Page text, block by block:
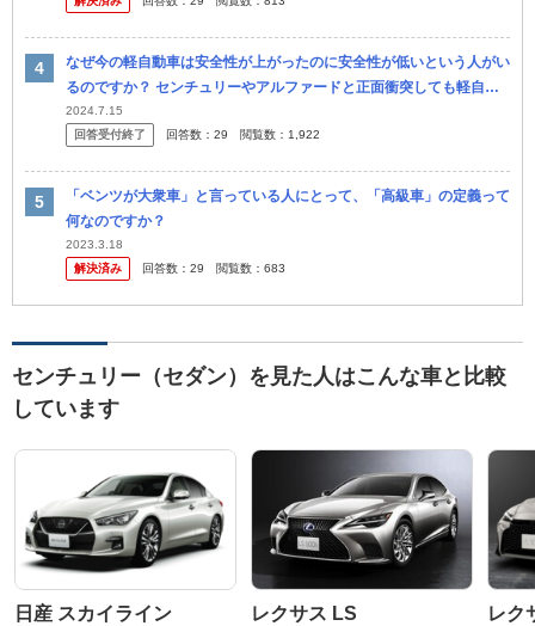
ザや反社...
なぜ今の軽自動車は安全性が上がったのに安全性が低いという人がい
るのですか？ センチュリーやアルファードと正面衝突しても軽自動
車が勝つ！ ダイハツタントは30キロでぶつかっても怪我しなかった
よ
2024.7.15
回答受付終了
回答数： 29 閲覧数： 1,922
「ベンツが大衆車」と言っている人にとって、「高級車」の定義って
何なのですか？
2023.3.18
解決済み
回答数： 29 閲覧数： 683
センチュリー（セダン）を見た人はこんな車と比較
しています
日産 スカイライン レクサス LS レク